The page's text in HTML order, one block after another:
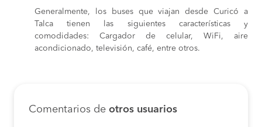
Generalmente, los buses que viajan desde Curicó a
Talca tienen las siguientes características y
comodidades: Cargador de celular, WiFi, aire
acondicionado, televisión, café, entre otros.
Comentarios de otros usuarios